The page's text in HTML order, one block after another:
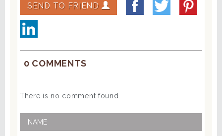
SEND TO FRIEND
0 COMMENTS
There is no comment found.